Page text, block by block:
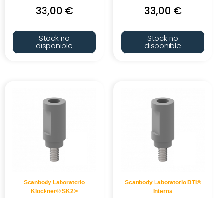
33,00 €
Stock no
disponible
33,00 €
Stock no
disponible
Scanbody Laboratorio
Klockner® SK2®
Scanbody Laboratorio BTI®
Interna